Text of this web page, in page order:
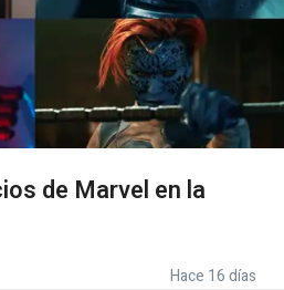
de Marvel en la
Hace 16 días